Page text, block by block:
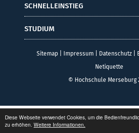
Diese Webseite verwendet Cookies, um die
zu erhöhen. Weitere Informationen.
SCHNELLEINSTIEG
STUDIUM
Sitemap| Impressum| Datenschutz|
Netiquette
© Hochschule Merseburg